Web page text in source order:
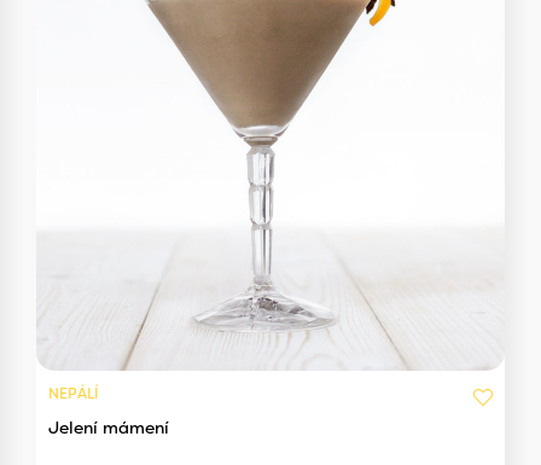
NEPÁLÍ
Jelení mámení